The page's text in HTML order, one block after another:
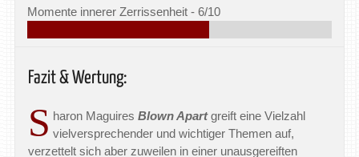
Momente innerer Zerrissenheit - 6/10
Fazit & Wertung:
S haron Maguires Blown Apartgreift eine Vielzahl
vielversprechender und wichtiger Themen auf,
verzettelt sich aber zuweilen in einer unausgereiften